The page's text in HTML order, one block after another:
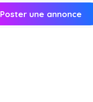
Poster une annonce